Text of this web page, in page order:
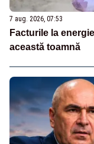
7 aug. 2026, 07:53
Facturile la
această toamnă